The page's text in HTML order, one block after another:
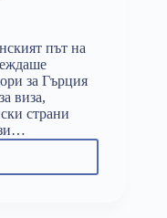
път на
за Гърция
виза,
страни